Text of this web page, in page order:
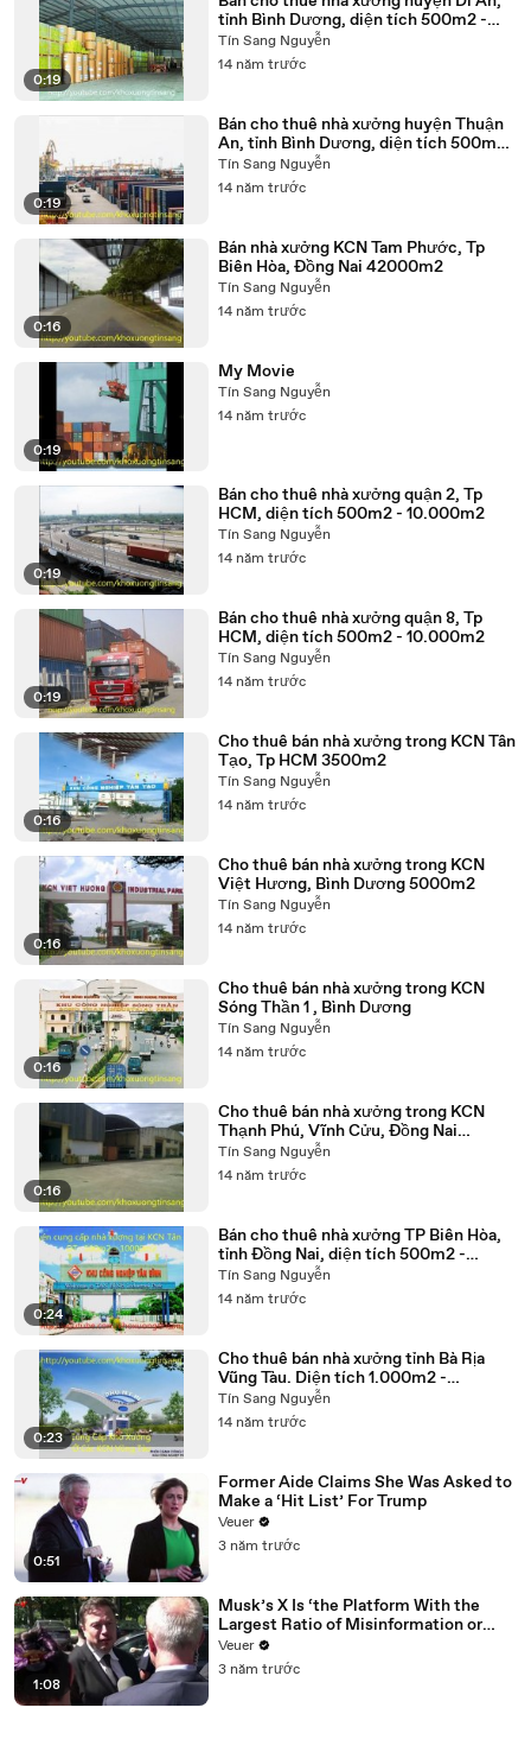
0:19
tỉnh Bình Dương, diện tích 500m2 -
10.000m2
Tín Sang Nguyễn
14 năm trước
0:19
Bán cho thuê nhà xưởng huyện Thuận
An, tỉnh Bình Dương, diện tích 500m2 -
10.000m2
Tín Sang Nguyễn
14 năm trước
0:16
Bán nhà xưởng KCN Tam Phước, Tp
Biên Hòa, Đồng Nai 42000m2
Tín Sang Nguyễn
14 năm trước
0:19
My Movie
Tín Sang Nguyễn
14 năm trước
0:19
Bán cho thuê nhà xưởng quận 2, Tp
HCM, diện tích 500m2 - 10.000m2
Tín Sang Nguyễn
14 năm trước
0:19
Bán cho thuê nhà xưởng quận 8, Tp
HCM, diện tích 500m2 - 10.000m2
Tín Sang Nguyễn
14 năm trước
0:16
Cho thuê bán nhà xưởng trong KCN Tân
Tạo, Tp HCM 3500m2
Tín Sang Nguyễn
14 năm trước
0:16
Cho thuê bán nhà xưởng trong KCN
Việt Hương, Bình Dương 5000m2
Tín Sang Nguyễn
14 năm trước
0:16
Cho thuê bán nhà xưởng trong KCN
Sóng Thần 1 , Bình Dương
Tín Sang Nguyễn
14 năm trước
0:16
Cho thuê bán nhà xưởng trong KCN
Thạnh Phú, Vĩnh Cửu, Đồng Nai
15.000m2
Tín Sang Nguyễn
14 năm trước
0:24
Bán cho thuê nhà xưởng TP Biên Hòa,
tỉnh Đồng Nai, diện tích 500m2 -
10.000m2
Tín Sang Nguyễn
14 năm trước
0:23
Cho thuê bán nhà xưởng tỉnh Bà Rịa
Vũng Tàu. Diện tích 1.000m2 -
30.000m2
Tín Sang Nguyễn
14 năm trước
0:51
Former Aide Claims She Was Asked to
Make a ‘Hit List’ For Trump
Veuer
3 năm trước
1:08
Musk’s X Is ‘the Platform With the
Largest Ratio of Misinformation or
Disinformation’ Amongst All Social
Media Platforms
Veuer
3 năm trước